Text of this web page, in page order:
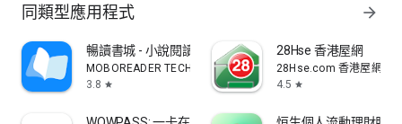
同類型應用程式 arrow_forward
暢讀書城 - 小說閱讀器 浪漫總裁言情玄幻武俠輕圖書電子
MOBOREADER TECHNOLOGY USA CO LTD
3.8 star
28Hse 香港屋網
28Hse.com 香港屋網
4.5 star